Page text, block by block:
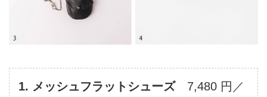
1. メッシュフラットシューズ7,480 円／